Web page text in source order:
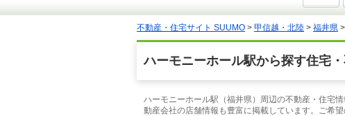
不動産・住宅サイト SUUMO > 甲信越・北陸 > 福井県 >
ハーモニーホール駅から探す住宅
ハーモニーホール駅（福井県）周辺の不動産・住宅
動産会社の店舗情報も豊富に掲載しています。ご希